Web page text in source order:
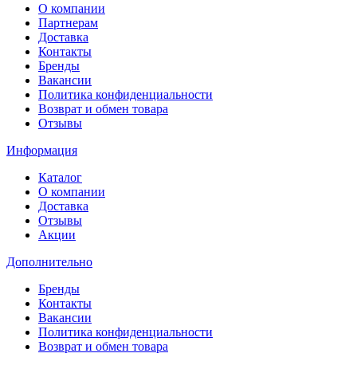
О компании
Партнерам
Доставка
Контакты
Бренды
Вакансии
Политика конфиденциальности
Возврат и обмен товара
Отзывы
Информация
Каталог
О компании
Доставка
Отзывы
Акции
Дополнительно
Бренды
Контакты
Вакансии
Политика конфиденциальности
Возврат и обмен товара